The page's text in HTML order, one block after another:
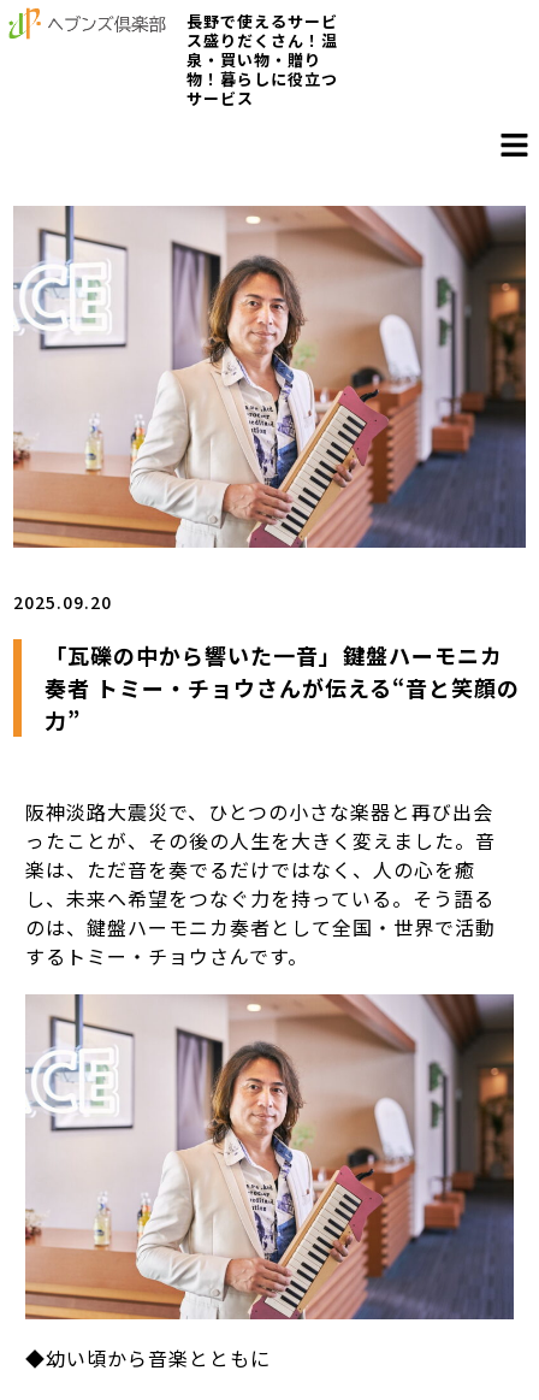
長野で使えるサービ
ス盛りだくさん！温
泉・買い物・贈り
物！暮らしに役立つ
サービス
2025.09.20
「瓦礫の中から響いた一音」――鍵盤ハーモニカ
奏者 トミー・チョウさんが伝える“音と笑顔の
力”
阪神淡路大震災で、ひとつの小さな楽器と再び出会
ったことが、その後の人生を大きく変えました。音
楽は、ただ音を奏でるだけではなく、人の心を癒
し、未来へ希望をつなぐ力を持っている。そう語る
のは、鍵盤ハーモニカ奏者として全国・世界で活動
するトミー・チョウさんです。
◆幼い頃から音楽とともに